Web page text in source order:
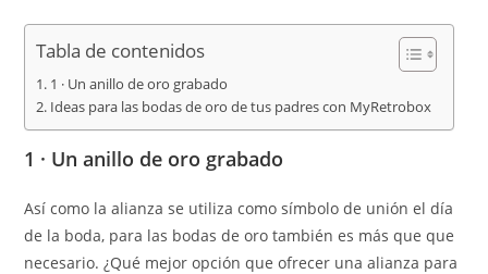
Tabla de contenidos
1 · Un anillo de oro grabado
Ideas para las bodas de oro de tus padres con MyRetrobox
1 · Un anillo de oro grabado
Así como la alianza se utiliza como símbolo de unión el día
de la boda, para las bodas de oro también es más que que
necesario. ¿Qué mejor opción que ofrecer una alianza para